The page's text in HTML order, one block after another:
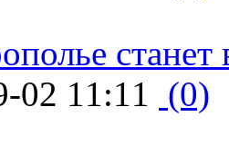
02 11:11 (0)